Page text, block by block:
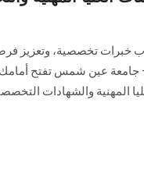
خبرات تخصصية،
جامعة عين شمس تفتح أمامك
المهنية والشهادات